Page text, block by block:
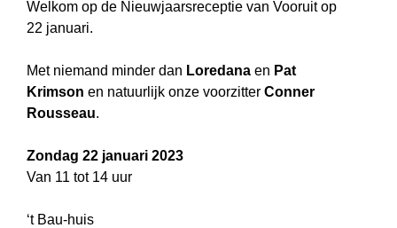
Welkom op de Nieuwjaarsreceptie van Vooruit op
22 januari.
Met niemand minder dan Loredana en Pat
Krimson en natuurlijk onze voorzitterConner
Rousseau.
Zondag 22 januari 2023
Van 11 tot 14 uur
‘t Bau-huis